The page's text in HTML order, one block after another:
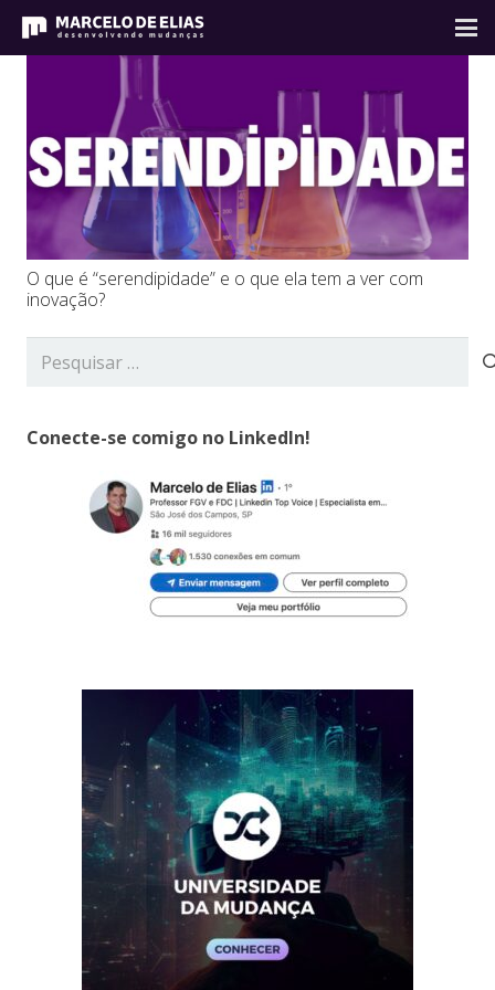
O que é “serendipidade” e o que ela tem a ver com
inovação?
Pesquisar
Conecte-se comigo no LinkedIn!